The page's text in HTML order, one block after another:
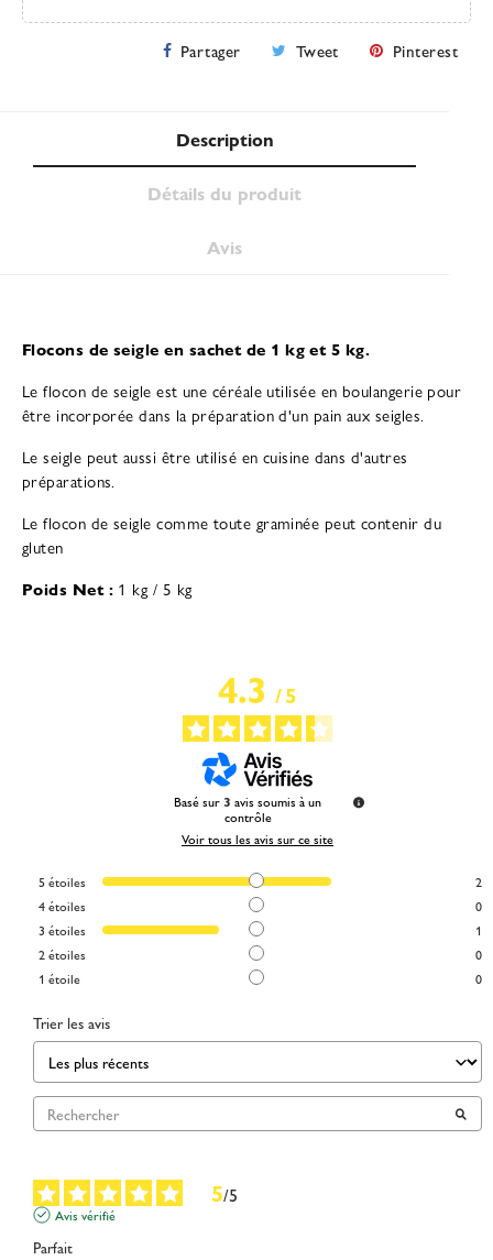
Partager Tweet Pinterest
Description
Détails du produit
Avis
Flocons de seigle en sachet de 1 kg et 5 kg.
Le flocon de seigle est une céréale utilisée en boulangerie pour
être incorporée dans la préparation d'un pain aux seigles.
Le seigle peut aussi être utilisé en cuisine dans d'autres
préparations.
Le flocon de seigle comme toute graminée peut contenir du
gluten
Poids Net : 1 kg / 5 kg
4.3/5
Basé sur3 avis soumis à un
contrôle
Voir tous les avis sur ce site
5étoiles
2
4étoiles
0
3 étoiles
1
2étoiles
0
1 étoile 0
Trier les avis
5/5
Avis vérifié
Parfait